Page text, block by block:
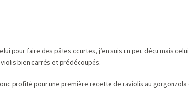
pour faire des pâtes courtes, j’en suis un peu déçu mais
bien carrés et prédécoupés.
profité pour une première recette de raviolis au gorgonzola